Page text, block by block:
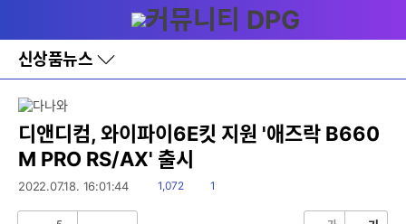
와
홈
신상품뉴스
바
로
레
이
어
창
토
디앤디컴, 와이파이6E킷 지원 '애즈락 B660
M PRO RS/AX' 출시
2022.07.18. 16:01:44
읽
1,072
댓1